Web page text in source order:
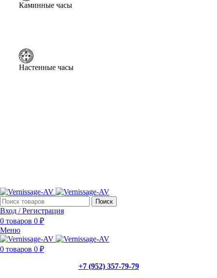
Каминные часы
Настенные часы
Поиск
Вход / Регистрация
0 товаров 0 ₽
Меню
0 товаров 0 ₽
+7 (952) 357-79-79